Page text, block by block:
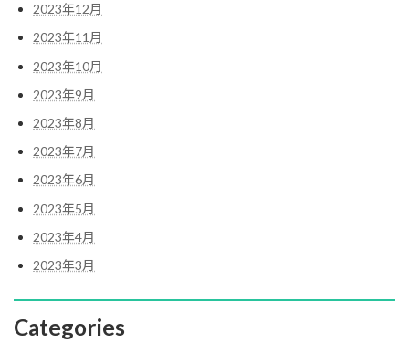
2023年12月
2023年11月
2023年10月
2023年9月
2023年8月
2023年7月
2023年6月
2023年5月
2023年4月
2023年3月
Categories